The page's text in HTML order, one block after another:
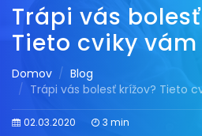
Trápi vás
Tieto cviky
Domov
Blog
Trápi vás bolesť krížov? Tieto
02.03.2020
3 min